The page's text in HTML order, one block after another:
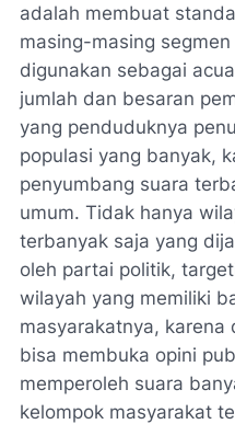
adalah membuat
masing-masing
digunakan sebagai
jumlah dan besaran
yang penduduknya
populasi yang banyak,
penyumbang suara
umum. Tidak hanya
terbanyak saja yang
oleh partai politik,
wilayah yang memiliki
masyarakatnya,
bisa membuka opini
memperoleh suara
kelompok masyarakat